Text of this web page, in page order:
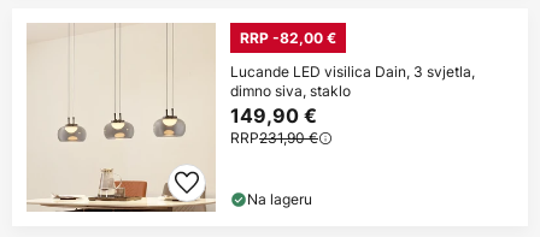
RRP -82,00 €
Lucande LED visilica Dain, 3 svjetla,
dimno siva, staklo
149,90 €
RRP231,90 €
Na lageru